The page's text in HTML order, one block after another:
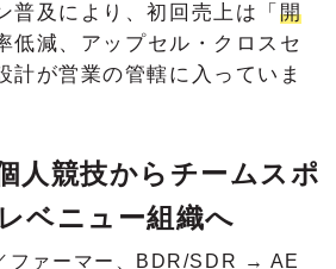
普及により、初回売上は「 開
低減、アップセル・クロスセ
計が営業の管轄に入っていま
人競技からチームスポ
ベニュー組織へ
ファーマー、BDR/SDR → AE